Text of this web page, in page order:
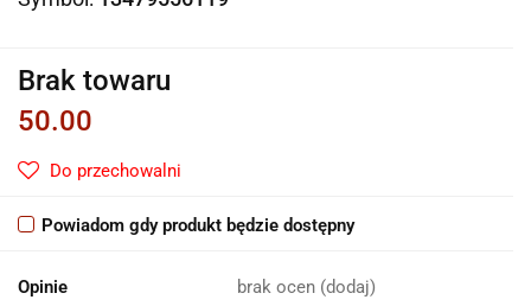
Brak towaru
50.00
Do przechowalni
Powiadom gdy produkt będzie dostępny
Opinie brak ocen (dodaj)